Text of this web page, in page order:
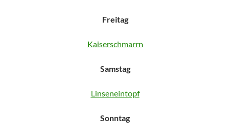
Freitag
Kaiserschmarrn
Samstag
Linseneintopf
Sonntag